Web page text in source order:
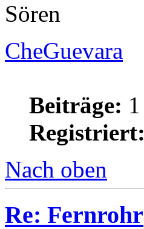
Sören
CheGuevara
Beiträge: 1
Registriert:
Nach oben
Re: Fernrohr